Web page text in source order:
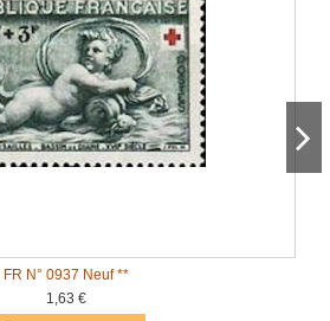
FR N° 0937 Neuf **
1,63 €